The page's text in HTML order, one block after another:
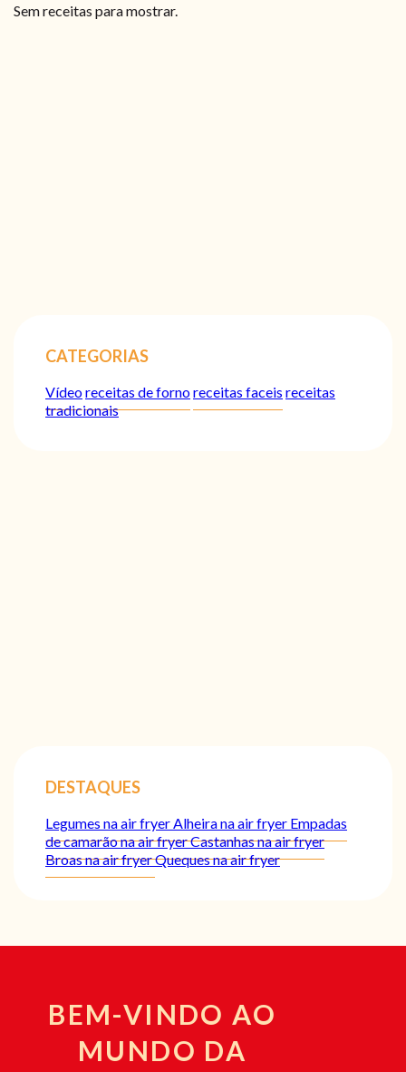
Sem receitas para mostrar.
CATEGORIAS
Vídeoreceitas de fornoreceitas faceis receitas
tradicionais
DESTAQUES
Legumes na air fryerAlheira na air fryer Empadas
de camarão na air fryerCastanhas na air fryer
Broas na air fryerQueques na air fryer
BEM-VINDO AO
MUNDO DA